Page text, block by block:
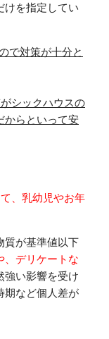
けを指定してい
で対策が十分と
シックハウスの
からと いって安
、乳幼児やお年
質が基準値以下
、デリケートな
強い影響を受け
期など個人差が